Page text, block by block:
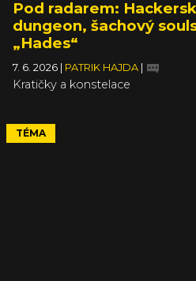
Pod radarem:
dungeon, šachový
„Hades“
7. 6. 2026 PATRIK HAJDA
Kratičky a konstelace
TÉMA